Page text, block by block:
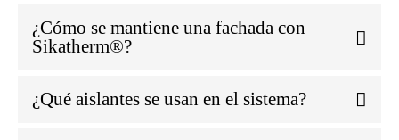
¿Cómo se mantiene una fachada con
Sikatherm®?
¿Qué aislantes se usan en el sistema?